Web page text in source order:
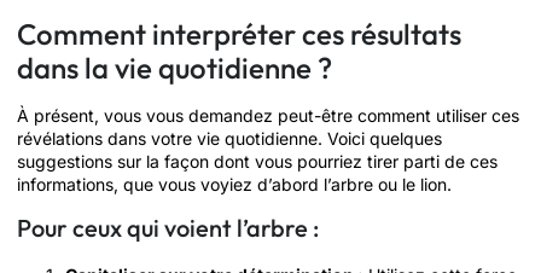
Comment interpréter ces résultats
dans la vie quotidienne ?
À présent, vous vous demandez peut-être comment utiliser ces
révélations dans votre vie quotidienne. Voici quelques
suggestions sur la façon dont vous pourriez tirer parti de ces
informations, que vous voyiez d’abord l’arbre ou le lion.
Pour ceux qui voient l’arbre :